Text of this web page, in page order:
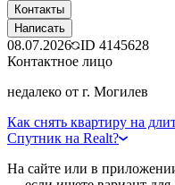
Контакты
Написать
08.07.2026 ID 4145628
Контактное лицо
недалеко от г. Могилев
Как снять квартиру на
Спутник на Realt?
На сайте или в